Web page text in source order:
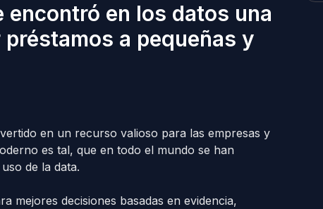
en los datos una
a pequeñas y
en un recurso valioso para las empresas y
es tal, que en todo el mundo se han
de la data.
mejores decisiones basadas en evidencia,